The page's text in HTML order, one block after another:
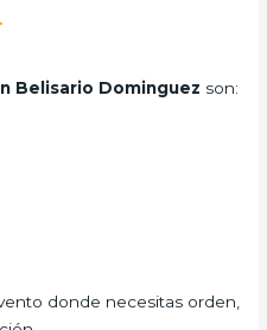
Belisario Dominguez son:
donde necesitas orden,